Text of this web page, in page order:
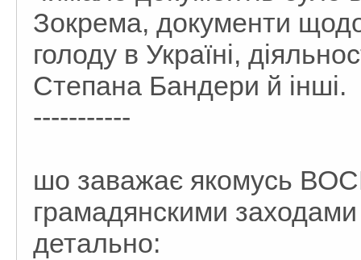
Зокрема, документи
голоду в Україні,
Степана Бандери й інші.
-----------
шо заважає якомусь
грамадянскими
детально: